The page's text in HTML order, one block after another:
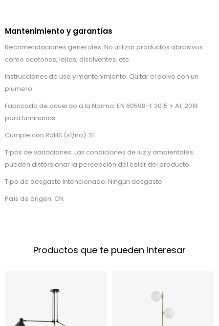
Mantenimiento y garantías
Recomendaciones generales: No utilizar productos abrasivos
como acetonas, lejías, disolventes, etc.
Instrucciones de uso y mantenimiento: Quitar el polvo con un
plumero
Fabricado de acuerdo a la Norma: EN 60598-1: 2015 + A1: 2018
para luminarias
Cumple con RoHS (sí/no): Sí
Tipos de variaciones: Las condiciones de luz y ambientales
pueden distorsionar la percepción del color del producto.
Tipo de desgaste intencionado: Ningún desgaste
País de origen: CN
Productos que te pueden interesar